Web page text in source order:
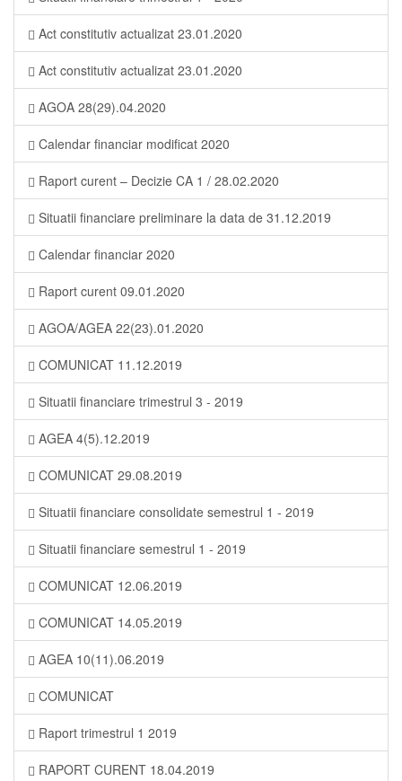
Act constitutiv actualizat 23.01.2020
Act constitutiv actualizat 23.01.2020
AGOA 28(29).04.2020
Calendar financiar modificat 2020
Raport curent – Decizie CA 1 / 28.02.2020
Situatii financiare preliminare la data de 31.12.2019
Calendar financiar 2020
Raport curent 09.01.2020
AGOA/AGEA 22(23).01.2020
COMUNICAT 11.12.2019
Situatii financiare trimestrul 3 - 2019
AGEA 4(5).12.2019
COMUNICAT 29.08.2019
Situatii financiare consolidate semestrul 1 - 2019
Situatii financiare semestrul 1 - 2019
COMUNICAT 12.06.2019
COMUNICAT 14.05.2019
AGEA 10(11).06.2019
COMUNICAT
Raport trimestrul 1 2019
RAPORT CURENT 18.04.2019